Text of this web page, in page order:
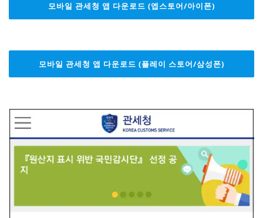
모바일 관세청 앱 다운로드 (엡스토어/아이폰)
모바일 관세청 앱 다운로드 (플레이 스토어/삼성폰)